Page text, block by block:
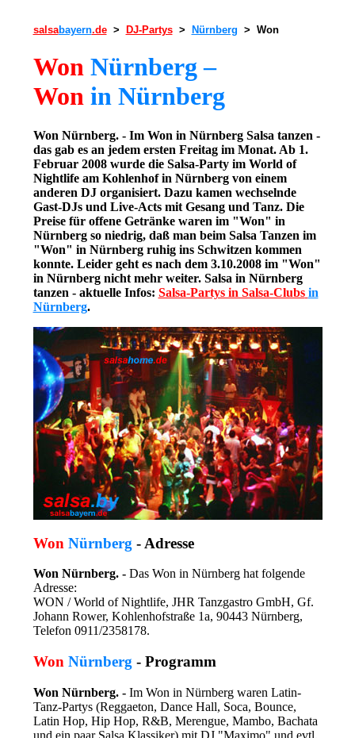
salsabayern.de> DJ-Partys> Nürnberg > Won
Won Nürnberg –
Won in Nürnberg
Won Nürnberg. - Im Won in Nürnberg Salsa tanzen -
das gab es an jedem ersten Freitag im Monat. Ab 1.
Februar 2008 wurde die Salsa-Party im World of
Nightlife am Kohlenhof in Nürnberg von einem
anderen DJ organisiert. Dazu kamen wechselnde
Gast-DJs und Live-Acts mit Gesang und Tanz. Die
Preise für offene Getränke waren im "Won" in
Nürnberg so niedrig, daß man beim Salsa Tanzen im
"Won" in Nürnberg ruhig ins Schwitzen kommen
konnte. Leider geht es nach dem 3.10.2008 im "Won"
in Nürnberg nicht mehr weiter.Salsa in Nürnberg
tanzen - aktuelle Infos: Salsa-Partys in Salsa-Clubs in
Nürnberg.
Won Nürnberg - Adresse
Won Nürnberg. -Das Won in Nürnberg hat folgende
Adresse:
WON / World of Nightlife, JHR Tanzgastro GmbH, Gf.
Johann Rower, Kohlenhofstraße 1a, 90443 Nürnberg,
Telefon 0911/2358178.
Won Nürnberg - Programm
Won Nürnberg. -Im Won in Nürnberg waren Latin-
Tanz-Partys (Reggaeton, Dance Hall, Soca, Bounce,
Latin Hop, Hip Hop, R&B, Merengue, Mambo, Bachata
und ein paar Salsa Klassiker) mit DJ "Maximo" und evtl.